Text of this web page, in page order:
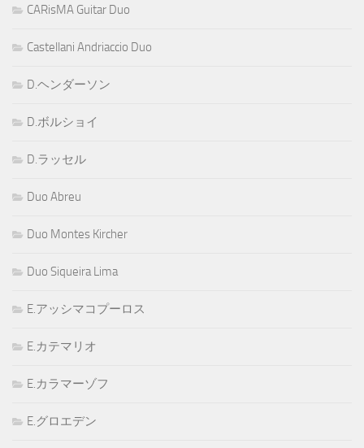
CARisMA Guitar Duo
Castellani Andriaccio Duo
D.ヘンダーソン
D.ボルショイ
D.ラッセル
Duo Abreu
Duo Montes Kircher
Duo Siqueira Lima
E.アッシマコプーロス
E.カテマリオ
E.カラマーゾフ
E.グロエデン